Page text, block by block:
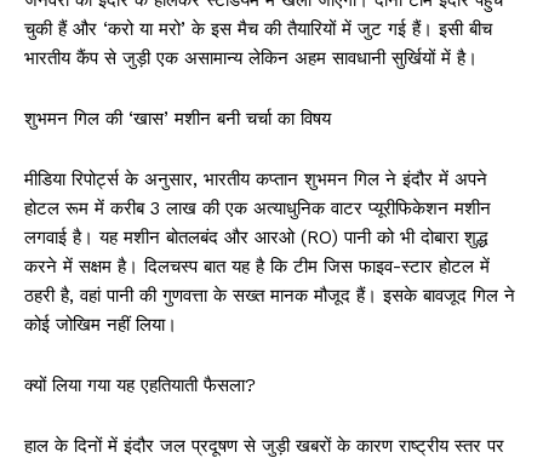
चुकी हैं और ‘करो या मरो’ के इस मैच की तैयारियों में जुट गई हैं। इसी बीच
भारतीय कैंप से जुड़ी एक असामान्य लेकिन अहम सावधानी सुर्खियों में है।
शुभमन गिल की ‘खास’ मशीन बनी चर्चा का विषय
मीडिया रिपोर्ट्स के अनुसार, भारतीय कप्तान शुभमन गिल ने इंदौर में अपने
होटल रूम में करीब ₹3 लाख की एक अत्याधुनिक वाटर प्यूरीफिकेशन मशीन
लगवाई है। यह मशीन बोतलबंद और आरओ (RO) पानी को भी दोबारा शुद्ध
करने में सक्षम है। दिलचस्प बात यह है कि टीम जिस फाइव-स्टार होटल में
ठहरी है, वहां पानी की गुणवत्ता के सख्त मानक मौजूद हैं। इसके बावजूद गिल ने
कोई जोखिम नहीं लिया।
क्यों लिया गया यह एहतियाती फैसला?
हाल के दिनों में इंदौर जल प्रदूषण से जुड़ी खबरों के कारण राष्ट्रीय स्तर पर